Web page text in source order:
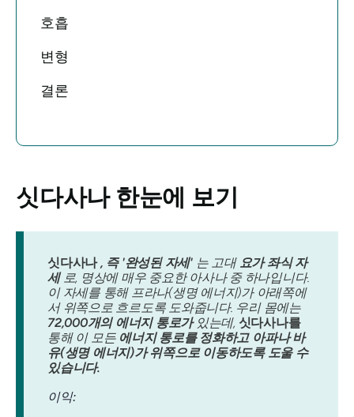
호흡
변형
결론
싯다사나한눈에 보기
싯다사나 , 즉 '완성된 자세'는 고대 요가 좌식 자
세로, 명상에 매우 중요한 아사나 중 하나입니다.
이 자세를 통해 프라나(생명 에너지)가 아래쪽에
서 위쪽으로 흐르도록 도와줍니다. 우리 몸에는
72,000개의 에너지 통로가있는데, 싯다사나를
통해 이 모든 에너지 통로를 정화하고 아파나 바
유(생명 에너지)가 위쪽으로 이동하도록 도울 수
있습니다.
이익: